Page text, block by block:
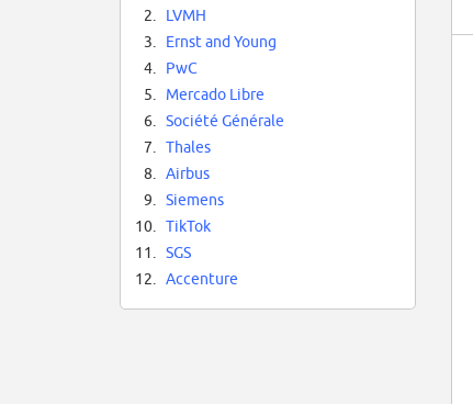
2.
LVMH
3.
Ernst and Young
4.
PwC
5.
Mercado Libre
6.
Société Générale
7.
Thales
8.
Airbus
9.
Siemens
10.
TikTok
11.
SGS
12.
Accenture